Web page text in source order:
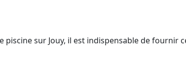
sur Jouy, il est indispensable de fournir